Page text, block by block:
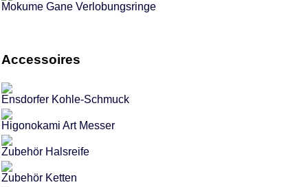
Mokume Gane Verlobungsringe
Accessoires
Ensdorfer Kohle-Schmuck
Higonokami Art Messer
Zubehör Halsreife
Zubehör Ketten